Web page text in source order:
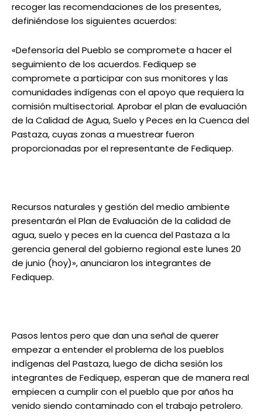
recoger las recomendaciones de los presentes,
definiéndose los siguientes acuerdos:
«Defensoría del Pueblo se compromete a hacer el
seguimiento de los acuerdos. Fediquep se
compromete a participar con sus monitores y las
comunidades indígenas con el apoyo que requiera la
comisión multisectorial. Aprobar el plan de evaluación
de la Calidad de Agua, Suelo y Peces en la Cuenca del
Pastaza, cuyas zonas a muestrear fueron
proporcionadas por el representante de Fediquep.
Recursos naturales y gestión del medio ambiente
presentarán el Plan de Evaluación de la calidad de
agua, suelo y peces en la cuenca del Pastaza a la
gerencia general del gobierno regional este lunes 20
de junio (hoy)», anunciaron los integrantes de
Fediquep.
Pasos lentos pero que dan una señal de querer
empezar a entender el problema de los pueblos
indígenas del Pastaza, luego de dicha sesión los
integrantes de Fediquep, esperan que de manera real
empiecen a cumplir con el pueblo que por años ha
venido siendo contaminado con el trabajo petrolero.